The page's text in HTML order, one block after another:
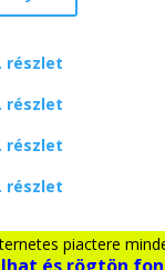
részlet
részlet
részlet
részlet
piactere